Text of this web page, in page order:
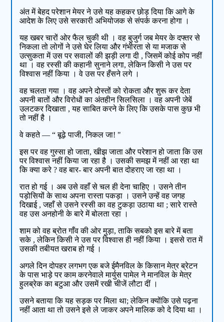
अंत में बेहद परेशान मेयर ने उसे यह कहकर छोड़ दिया कि आगे के
आदेश के लिए उसे सरकारी अभियोजक से संपर्क करना होगा ।
यह खबर चारों ओर फैल चुकी थी । वह बुजुर्ग जब मेयर के दफ्तर से
निकला तो लोगों ने उसे घेर लिया और गंभीरता से या मजाक से
उत्सुकता में उस पर सवालों की झड़ी लगा दी , जिसमें कोई कोप नहीं
था । वह रस्सी की कहानी सुनाने लगा, लेकिन किसी ने उस पर
विश्वास नहीं किया । वे उस पर हँसने लगे ।
वह चलता गया । वह अपने दोस्तों को रोकता और शुरू कर देता
अपनी बातों और विरोधों का अंतहीन सिलसिला । वह अपनी जेबें
उलटकर दिखाता , यह साबित करने के लिए कि उसके पास कुछ भी
तो नहीं है ।
वे कहते — “ बूढ़े पाजी, निकल जा! "
इस पर वह गुस्सा हो जाता, खीझ जाता और परेशान हो जाता कि उस
पर विश्वास नहीं किया जा रहा है । उसकी समझ में नहीं आ रहा था
कि क्या करे ? वह बार- बार अपनी बात दोहराए जा रहा था ।
रात हो गई । अब उसे वहाँ से चल ही देना चाहिए । उसने तीन
पड़ोसियों के साथ अपना रास्ता पकड़ा । उसने उन्हें वह जगह
दिखाई , जहाँ से उसने रस्सी का वह टुकड़ा उठाया था ; सारे रास्ते
वह उस अनहोनी के बारे में बोलता रहा ।
शाम को वह ब्रोत गाँव की ओर मुड़ा, ताकि सबको इस बारे में बता
सके , लेकिन किसी ने उस पर विश्वास ही नहीं किया । इससे रात में
उसकी तबीयत खराब हो गई ।
अगले दिन दोपहर लगभग एक बजे ईमैनविल के किसान मेत्र ब्रेटन
के पास भाड़े पर काम करनेवाले मार्युस पामेल ने मानविल के मेत्र
हुलब्रेक का बटुआ और उसमें रखी चीजें लौटा दीं ।
उसने बताया कि यह सड़क पर मिला था; लेकिन क्योंकि उसे पढ़ना
नहीं आता था तो उसने इसे ले जाकर अपने मालिक को दे दिया था ।